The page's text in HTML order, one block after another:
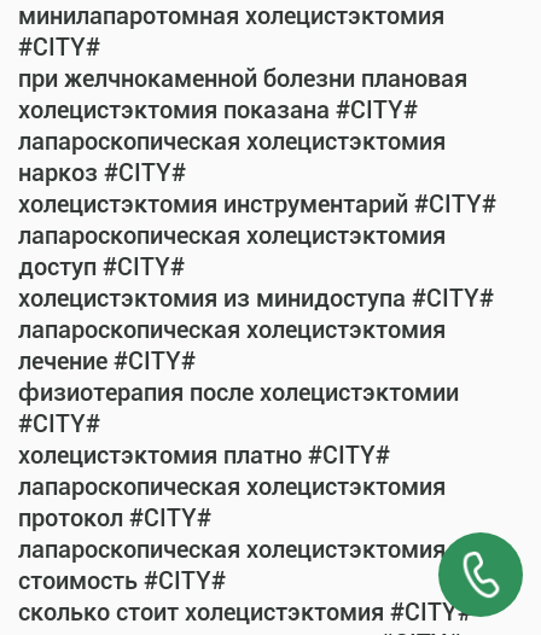
минилапаротомная холецистэктомия
#CITY#
при желчнокаменной болезни плановая
холецистэктомия показана #CITY#
лапароскопическая холецистэктомия
наркоз #CITY#
холецистэктомия инструментарий #CITY#
лапароскопическая холецистэктомия
доступ #CITY#
холецистэктомия из минидоступа #CITY#
лапароскопическая холецистэктомия
лечение #CITY#
физиотерапия после холецистэктомии
#CITY#
холецистэктомия платно #CITY#
лапароскопическая холецистэктомия
протокол #CITY#
лапароскопическая холецистэктомия
стоимость #CITY#
сколько стоит холецистэктомия #CITY#